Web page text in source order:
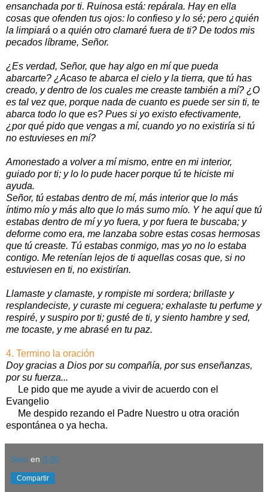
ensanchada por ti. Ruinosa está: repárala. Hay en ella
cosas que ofenden tus ojos: lo confieso y lo sé; pero ¿quién
la limpiará o a quién otro clamaré fuera de ti? De todos mis
pecados líbrame, Señor.
¿Es verdad, Señor, que hay algo en mí que pueda
abarcarte? ¿Acaso te abarca el cielo y la tierra, que tú has
creado, y dentro de los cuales me creaste también a mí? ¿O
es tal vez que, porque nada de cuanto es puede ser sin ti, te
abarca todo lo que es? Pues si yo existo efectivamente,
¿por qué pido que vengas a mí, cuando yo no existiría si tú
no estuvieses en mí?
Amonestado a volver a mí mismo, entre en mi interior,
guiado por ti; y lo lo pude hacer porque tú te hiciste mi
ayuda.
Señor, tú estabas dentro de mí, más interior que lo más
íntimo mío y más alto que lo más sumo mío. Y he aquí que tú
estabas dentro de mí y yo fuera, y por fuera te buscaba; y
deforme como era, me lanzaba sobre estas cosas hermosas
que tú creaste. Tú estabas conmigo, mas yo no lo estaba
contigo. Me retenían lejos de ti aquellas cosas que, si no
estuviesen en ti, no existirían.
Llamaste y clamaste, y rompiste mi sordera; brillaste y
resplandeciste, y curaste mi ceguera; exhalaste tu perfume y
respiré, y suspiro por ti; gusté de ti, y siento hambre y sed,
me tocaste, y me abrasé en tu paz.
4. Termino la oración
Doy gracias a Dios por su compañía, por sus enseñanzas,
por su fuerza...
Le pido que me ayude a vivir de acuerdo con el
Evangelio
Me despido rezando el Padre Nuestro u otra oración
espontánea o ya hecha.
Satu en 0:00
Compartir